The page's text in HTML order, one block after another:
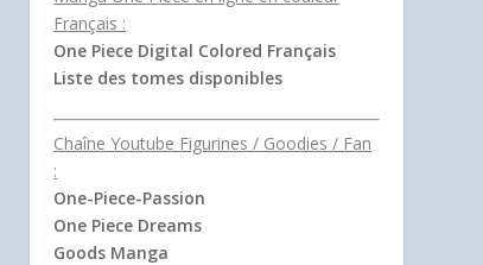
Français :
One Piece Digital Colored Français
Liste des tomes disponibles
Chaîne Youtube Figurines / Goodies / Fan
:
One-Piece-Passion
One Piece Dreams
Goods Manga